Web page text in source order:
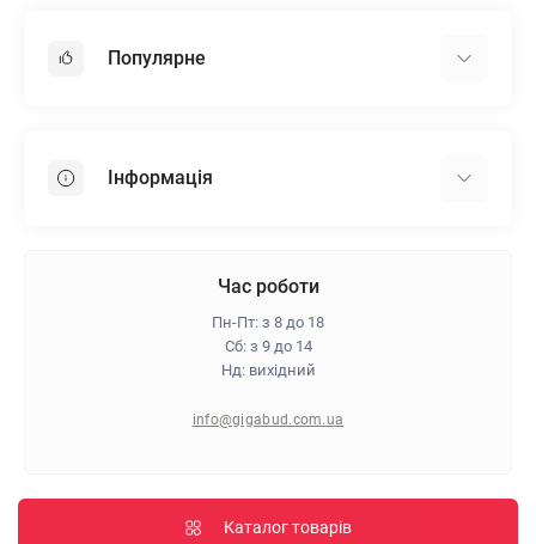
Популярне
Пінопласт
Інформація
Гарантія та повернення
Політика конфіденційності
Час роботи
Пн-Пт: з 8 до 18
Сб: з 9 до 14
Нд: вихідний
info@gigabud.com.ua
Каталог товарів